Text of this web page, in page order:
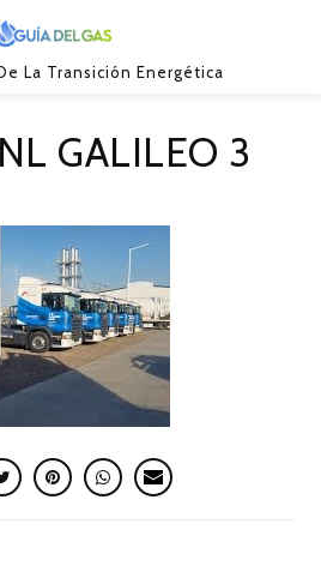
La Transición Energética
GALILEO 3